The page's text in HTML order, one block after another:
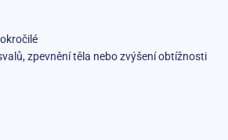
zpevnění těla nebo zvýšení obtížnosti